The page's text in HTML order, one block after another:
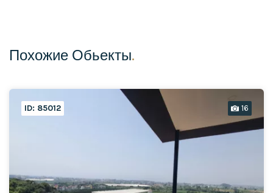
Похожие Обьекты.
16
ID: 85012